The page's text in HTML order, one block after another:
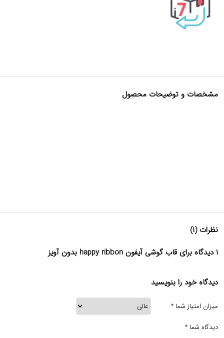
مشخصات و توضیحات محصول
نظرات (۱)
۱ دیدگاه برای قاب گوشی آیفون happy ribbon بدون آویز
دیدگاه خود را بنویسید
میزان امتیاز شما *
دیدگاه شما *